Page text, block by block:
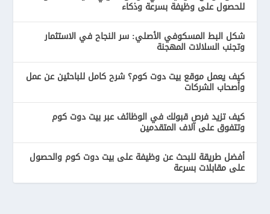
للحصول على وظيفة بسرعة وذكاء
شكل البط المسكوفي الأصلي: سر النجاح في الاستثمار
وتجنب السلالات المهجنة
كيف يعمل موقع بيت دوت كوم؟ شرح كامل للباحثين عن عمل
وأصحاب الشركات
كيف تزيد فرص قبولك في الوظائف عبر بيت دوت كوم
وتتفوق على آلاف المتقدمين
أفضل طريقة للبحث عن وظيفة على بيت دوت كوم والحصول
على مقابلات بسرعة